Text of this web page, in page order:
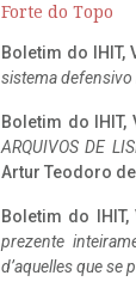
Forte do Topo
Boletim do IHIT,
sistema
Boletim do IHIT,
ARQUIVOS DE
Artur Teodoro
Boletim do
prezente
d’aquelles que se